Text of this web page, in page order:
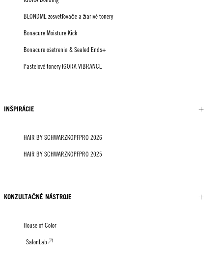
BLONDME zosvetľovače a žiarivé tonery
Bonacure Moisture Kick
Bonacure ošetrenia & Sealed Ends+
Pastelové tonery IGORA VIBRANCE
INŠPIRÁCIE
HAIR BY SCHWARZKOPFPRO 2026
HAIR BY SCHWARZKOPFPRO 2025
KONZULTAČNÉ NÁSTROJE
House of Color
SalonLab